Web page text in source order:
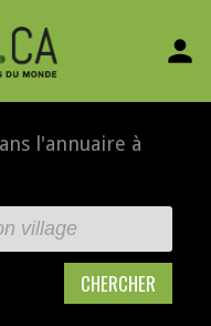
person
l'annuaire à